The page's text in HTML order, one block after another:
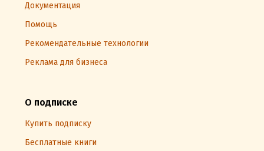
Документация
Помощь
Рекомендательные технологии
Реклама для бизнеса
О подписке
Купить подписку
Бесплатные книги